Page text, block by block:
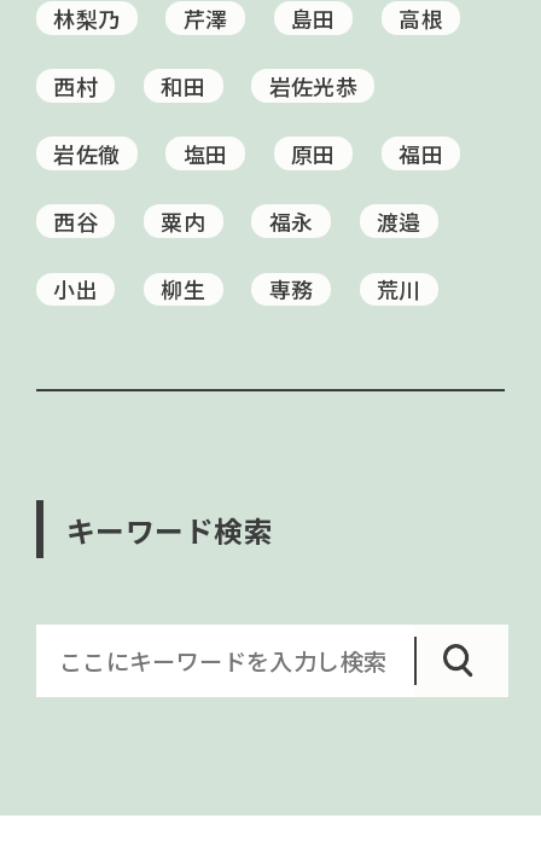
林梨乃 芹澤 島田 高根
西村 和田 岩佐光恭
岩佐徹 塩田 原田 福田
西谷 粟内 福永 渡邉
小出 柳生 専務 荒川
キーワード検索